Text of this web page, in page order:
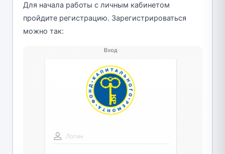
Для начала работы с личным кабинетом
пройдите регистрацию. Зарегистрироваться
можно так: